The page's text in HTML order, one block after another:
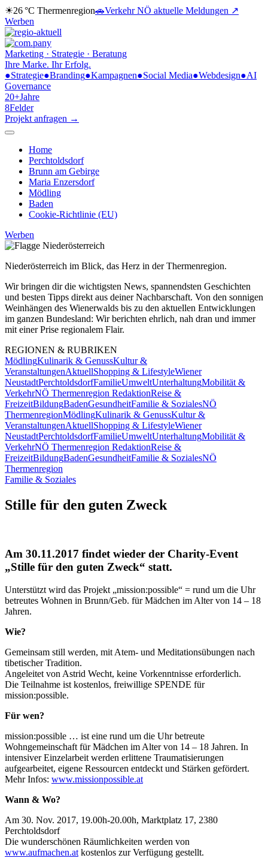
☀26 °C Thermenregion🚗Verkehr NÖ aktuelle Meldungen ↗
Werben
Marketing · Strategie · Beratung
Ihre Marke. Ihr Erfolg.
●Strategie●Branding●Kampagnen●Social Media●Webdesign●AI
Governance
20+Jahre
8Felder
Projekt anfragen →
Home
Perchtoldsdorf
Brunn am Gebirge
Maria Enzersdorf
Mödling
Baden
Cookie-Richtlinie (EU)
Werben
Niederösterreich im Blick, das Herz in der Thermenregion.
Wir bringen dir die wichtigsten News, spannendsten Geschichten
und besten Tipps direkt aus deiner Nachbarschaft. Von den sonnigen
Weinhängen des Wienerwalds bis zu den aktuellen Entwicklungen
im ganzen Bundesland: Wir berichten ehrlich, nah dran und immer
mit einer Prise regionalem Flair.
REGIONEN & RUBRIKEN
MödlingKulinarik & GenussKultur &
VeranstaltungenAktuellShopping & LifestyleWiener
NeustadtPerchtoldsdorfFamilieUmweltUnterhaltungMobilität &
VerkehrNÖ Thermenregion RedaktionReise &
FreizeitBildungBadenGesundheitFamilie & SozialesNÖ
ThermenregionMödlingKulinarik & GenussKultur &
VeranstaltungenAktuellShopping & LifestyleWiener
NeustadtPerchtoldsdorfFamilieUmweltUnterhaltungMobilität &
VerkehrNÖ Thermenregion RedaktionReise &
FreizeitBildungBadenGesundheitFamilie & SozialesNÖ
Thermenregion
Familie & Soziales
Stille für den guten Zweck
Am 30.11.2017 findet wieder der Charity-Event
„Stille für den guten Zweck“ statt.
Unterstützt wird das Projekt „mission:possible“ = rund um die Uhr
betreutes Wohnen in Brunn/Geb. für Mädchen im Alter von 14 – 18
Jahren.
Wie?
Gemeinsam still werden, mit Atem- und Meditationsübungen nach
tibetischer Tradition.
Angeleitet von Astrid Wecht, keine Vorkenntnisse erforderlich.
Die Teilnahme ist kostenlos, freiwillige SPENDE für
mission:possible.
Für wen?
mission:possible … ist eine rund um die Uhr betreute
Wohngemeinschaft für Mädchen im Alter von 14 – 18 Jahren. In
intensiver Einzelarbeit werden erlittene Traumatisierungen
aufgearbeitet, eigene Ressourcen entdeckt und Stärken gefördert.
Mehr Infos: www.missionpossible.at
Wann & Wo?
Am 30. Nov. 2017, 19.00h-20.00h, Marktplatz 17, 2380
Perchtoldsdorf
Die wunderschönen Räumlichkeiten werden von
www.aufmachen.at kostenlos zur Verfügung gestellt.